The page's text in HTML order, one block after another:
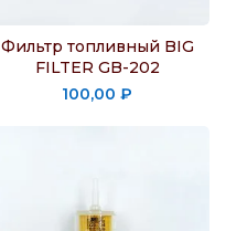
Фильтр топливный BIG
FILTER GB-202
100,00 ₽